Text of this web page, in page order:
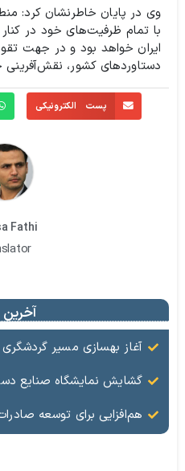
وی در پایان خاطرنشان کرد:
با تمام ظرفیت‌های خود در
ایران خواهد بود و در جهت
دستاوردهای کشور، نقش‌آفرینی
پست الکترونیکی
Fathi
آخرین
آغاز بهسازی مسیر گردشگری
گشایش نمایشگاه صنایع دستی و غذاهای سنتی
هم‌افزایی برای توسعه صادرات